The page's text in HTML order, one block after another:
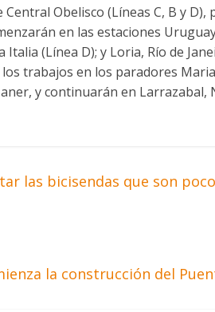
Obelisco (Líneas C, B y D),
en las estaciones
(Línea D); y Loria, Río de
trabajos en los paradores
y continuarán en Larrazabal,
las bicisendas que son
la construcción del